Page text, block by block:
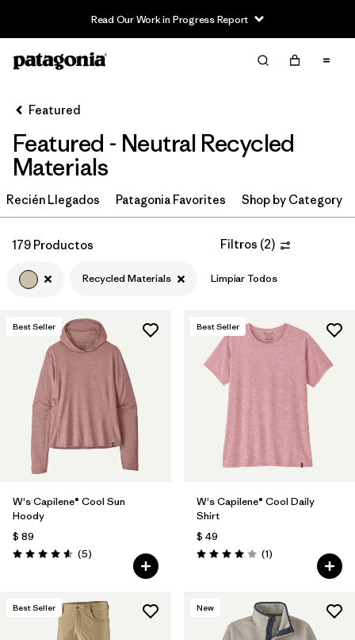
Read Our Work in Progress Report
Filter & Sort Limpiar Todos
Ordenar Por
Filtrar por
Category
Filtrar por
Price
Filtrar por
1
Filtrar por
Features & Processes
Filtrar por
Materials & Fabric
Filtrar por
Sport
Filtrar por
Product Family
Filtrar por
Volume
Filtrar por
Featured
Featured - Neutral Recycled
Materials
Recién Llegados Patagonia Favorites Shop by Category
179 Productos Filtros (2)
Recycled Materials Limpiar Todos
Best Seller
W's Capilene® Cool Sun
Hoody
$ 89
Valoración: 4.6 / 5
(5Comentarios
)
Best Seller
W's Capilene® Cool Daily
Shirt
$ 49
Valoración: 4.0 / 5
(1Comentarios
)
Best Seller New